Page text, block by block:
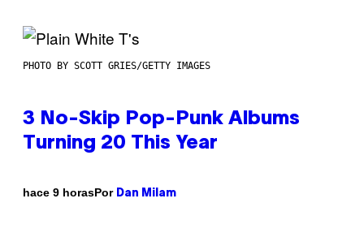
PHOTO BY SCOTT GRIES/GETTY IMAGES
3 No-Skip Pop-Punk Albums
Turning 20 This Year
hace 9 horasPor Dan Milam